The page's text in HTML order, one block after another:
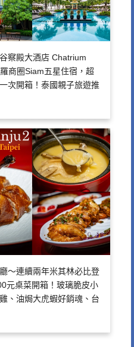
察殿大酒店 Chatrium
商圈Siam五星住宿，超
次開箱！泰國親子旅遊推
～連續兩年米其林必比登
元桌菜開箱！玻璃脆皮小
、油焗大虎蝦好銷魂、台